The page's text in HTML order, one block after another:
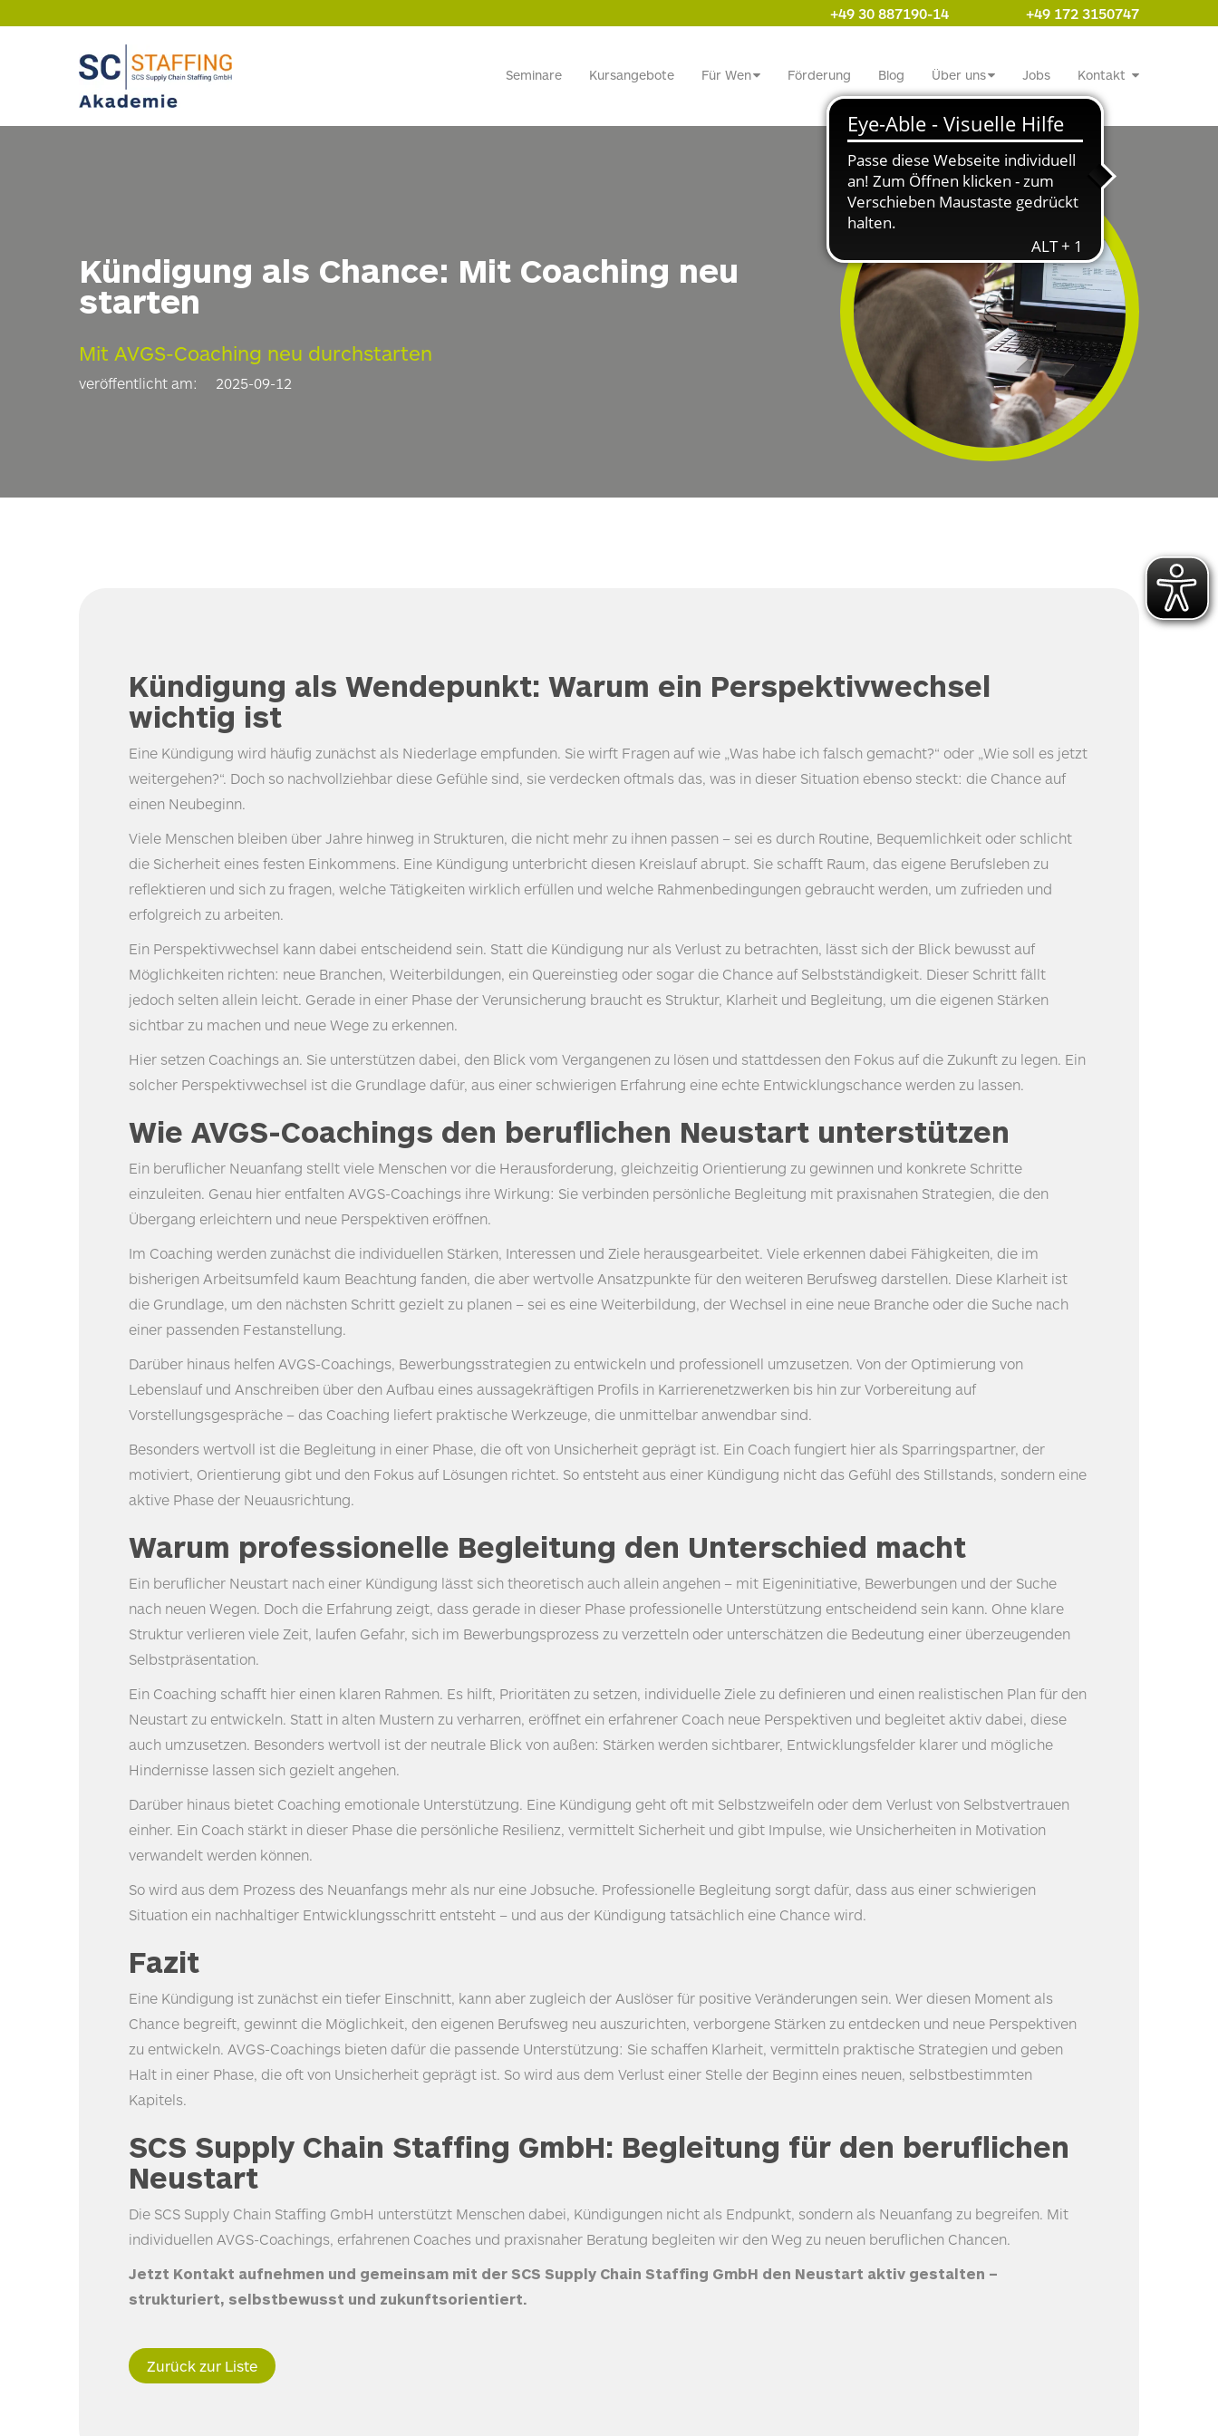
+49 30 887190-14 +49 172 3150747
Seminare Kursangebote Für Wen Förderung Blog Über uns Jobs Kontakt
Kündigung als Chance: Mit Coaching neu
starten
Mit AVGS-Coaching neu durchstarten
veröffentlicht am: 2025-09-12
Kündigung als Wendepunkt: Warum ein Perspektivwechsel
wichtig ist
Eine Kündigung wird häufig zunächst als Niederlage empfunden. Sie wirft Fragen auf wie „Was habe ich falsch gemacht?“ oder „Wie soll es jetzt
weitergehen?“. Doch so nachvollziehbar diese Gefühle sind, sie verdecken oftmals das, was in dieser Situation ebenso steckt: die Chance auf
einen Neubeginn.
Viele Menschen bleiben über Jahre hinweg in Strukturen, die nicht mehr zu ihnen passen – sei es durch Routine, Bequemlichkeit oder schlicht
die Sicherheit eines festen Einkommens. Eine Kündigung unterbricht diesen Kreislauf abrupt. Sie schafft Raum, das eigene Berufsleben zu
reflektieren und sich zu fragen, welche Tätigkeiten wirklich erfüllen und welche Rahmenbedingungen gebraucht werden, um zufrieden und
erfolgreich zu arbeiten.
Ein Perspektivwechsel kann dabei entscheidend sein. Statt die Kündigung nur als Verlust zu betrachten, lässt sich der Blick bewusst auf
Möglichkeiten richten: neue Branchen, Weiterbildungen, ein Quereinstieg oder sogar die Chance auf Selbstständigkeit. Dieser Schritt fällt
jedoch selten allein leicht. Gerade in einer Phase der Verunsicherung braucht es Struktur, Klarheit und Begleitung, um die eigenen Stärken
sichtbar zu machen und neue Wege zu erkennen.
Hier setzen Coachings an. Sie unterstützen dabei, den Blick vom Vergangenen zu lösen und stattdessen den Fokus auf die Zukunft zu legen. Ein
solcher Perspektivwechsel ist die Grundlage dafür, aus einer schwierigen Erfahrung eine echte Entwicklungschance werden zu lassen.
Wie AVGS-Coachings den beruflichen Neustart unterstützen
Ein beruflicher Neuanfang stellt viele Menschen vor die Herausforderung, gleichzeitig Orientierung zu gewinnen und konkrete Schritte
einzuleiten. Genau hier entfalten AVGS-Coachings ihre Wirkung: Sie verbinden persönliche Begleitung mit praxisnahen Strategien, die den
Übergang erleichtern und neue Perspektiven eröffnen.
Im Coaching werden zunächst die individuellen Stärken, Interessen und Ziele herausgearbeitet. Viele erkennen dabei Fähigkeiten, die im
bisherigen Arbeitsumfeld kaum Beachtung fanden, die aber wertvolle Ansatzpunkte für den weiteren Berufsweg darstellen. Diese Klarheit ist
die Grundlage, um den nächsten Schritt gezielt zu planen – sei es eine Weiterbildung, der Wechsel in eine neue Branche oder die Suche nach
einer passenden Festanstellung.
Darüber hinaus helfen AVGS-Coachings, Bewerbungsstrategien zu entwickeln und professionell umzusetzen. Von der Optimierung von
Lebenslauf und Anschreiben über den Aufbau eines aussagekräftigen Profils in Karrierenetzwerken bis hin zur Vorbereitung auf
Vorstellungsgespräche – das Coaching liefert praktische Werkzeuge, die unmittelbar anwendbar sind.
Besonders wertvoll ist die Begleitung in einer Phase, die oft von Unsicherheit geprägt ist. Ein Coach fungiert hier als Sparringspartner, der
motiviert, Orientierung gibt und den Fokus auf Lösungen richtet. So entsteht aus einer Kündigung nicht das Gefühl des Stillstands, sondern eine
aktive Phase der Neuausrichtung.
Warum professionelle Begleitung den Unterschied macht
Ein beruflicher Neustart nach einer Kündigung lässt sich theoretisch auch allein angehen – mit Eigeninitiative, Bewerbungen und der Suche
nach neuen Wegen. Doch die Erfahrung zeigt, dass gerade in dieser Phase professionelle Unterstützung entscheidend sein kann. Ohne klare
Struktur verlieren viele Zeit, laufen Gefahr, sich im Bewerbungsprozess zu verzetteln oder unterschätzen die Bedeutung einer überzeugenden
Selbstpräsentation.
Ein Coaching schafft hier einen klaren Rahmen. Es hilft, Prioritäten zu setzen, individuelle Ziele zu definieren und einen realistischen Plan für den
Neustart zu entwickeln. Statt in alten Mustern zu verharren, eröffnet ein erfahrener Coach neue Perspektiven und begleitet aktiv dabei, diese
auch umzusetzen. Besonders wertvoll ist der neutrale Blick von außen: Stärken werden sichtbarer, Entwicklungsfelder klarer und mögliche
Hindernisse lassen sich gezielt angehen.
Darüber hinaus bietet Coaching emotionale Unterstützung. Eine Kündigung geht oft mit Selbstzweifeln oder dem Verlust von Selbstvertrauen
einher. Ein Coach stärkt in dieser Phase die persönliche Resilienz, vermittelt Sicherheit und gibt Impulse, wie Unsicherheiten in Motivation
verwandelt werden können.
So wird aus dem Prozess des Neuanfangs mehr als nur eine Jobsuche. Professionelle Begleitung sorgt dafür, dass aus einer schwierigen
Situation ein nachhaltiger Entwicklungsschritt entsteht – und aus der Kündigung tatsächlich eine Chance wird.
Fazit
Eine Kündigung ist zunächst ein tiefer Einschnitt, kann aber zugleich der Auslöser für positive Veränderungen sein. Wer diesen Moment als
Chance begreift, gewinnt die Möglichkeit, den eigenen Berufsweg neu auszurichten, verborgene Stärken zu entdecken und neue Perspektiven
zu entwickeln. AVGS-Coachings bieten dafür die passende Unterstützung: Sie schaffen Klarheit, vermitteln praktische Strategien und geben
Halt in einer Phase, die oft von Unsicherheit geprägt ist. So wird aus dem Verlust einer Stelle der Beginn eines neuen, selbstbestimmten
Kapitels.
SCS Supply Chain Staffing GmbH: Begleitung für den beruflichen
Neustart
Die SCS Supply Chain Staffing GmbH unterstützt Menschen dabei, Kündigungen nicht als Endpunkt, sondern als Neuanfang zu begreifen. Mit
individuellen AVGS-Coachings, erfahrenen Coaches und praxisnaher Beratung begleiten wir den Weg zu neuen beruflichen Chancen.
Jetzt Kontakt aufnehmen und gemeinsam mit der SCS Supply Chain Staffing GmbH den Neustart aktiv gestalten –
strukturiert, selbstbewusst und zukunftsorientiert.
Zurück zur Liste